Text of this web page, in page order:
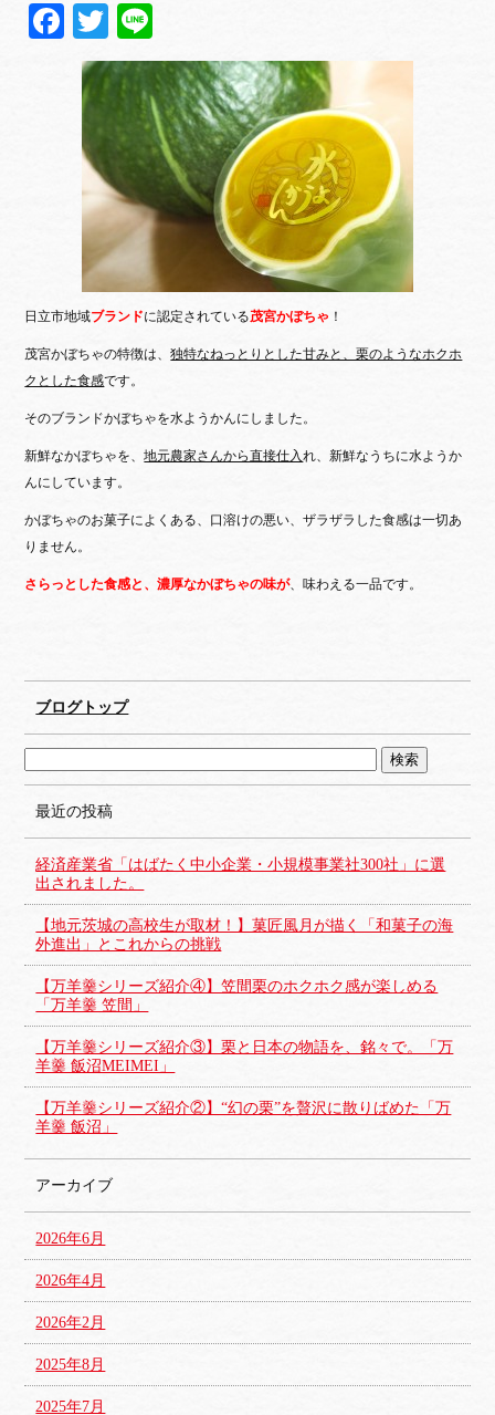
Fa
ce
bo
ok
T
wi
tte
r
ne
日立市地域ブランドに認定されている茂宮かぼちゃ ！
茂宮かぼちゃの特徴は、独特なねっとりとした甘みと、栗のようなホクホ
クとした食感です。
そのブランドかぼちゃを水ようかんにしました。
新鮮なかぼちゃを、地元農家さんから直接仕入れ、新鮮なうちに水ようか
んにしています。
かぼちゃのお菓子によくある、口溶けの悪い、ザラザラした食感は一切あ
りません。
さらっとした食感と、濃厚なかぼちゃの味が、味わえる一品です。
ブログトップ
最近の投稿
経済産業省「はばたく中小企業・小規模事業社300社」に選
出されました。
【地元茨城の高校生が取材！】菓匠風月が描く「和菓子の海
外進出」とこれからの挑戦
【万羊羹シリーズ紹介④】笠間栗のホクホク感が楽しめる
「万羊羹 笠間」
【万羊羹シリーズ紹介③】栗と日本の物語を、銘々で。「万
羊羹 飯沼MEIMEI」
【万羊羹シリーズ紹介②】“幻の栗”を贅沢に散りばめた「万
羊羹 飯沼」
アーカイブ
2026年6月
2026年4月
2026年2月
2025年8月
2025年7月